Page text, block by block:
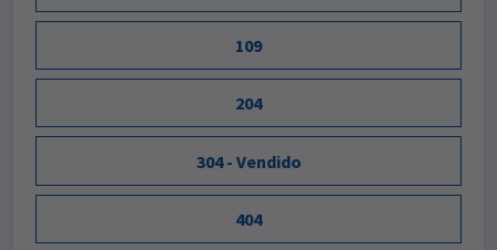
109
204
304 - Vendido
404